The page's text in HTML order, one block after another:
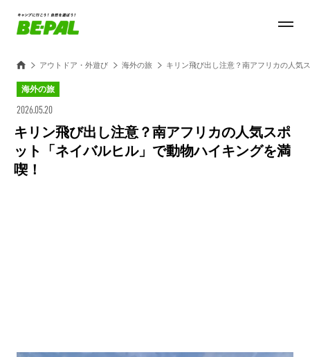
アウトドア・外遊び 海外の旅 キリン飛び出し注意？南アフリカの人気
海外の旅
2026.05.20
キリン飛び出し注意？南アフリカの人気スポ
ット「ネイバルヒル」で動物ハイキングを満
喫！